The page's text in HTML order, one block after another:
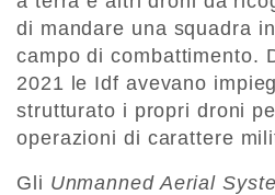
di mandare una squadra
campo di combattimento.
2021 le Idf avevano
strutturato i propri droni
operazioni di carattere
Gli Unmanned Aerial